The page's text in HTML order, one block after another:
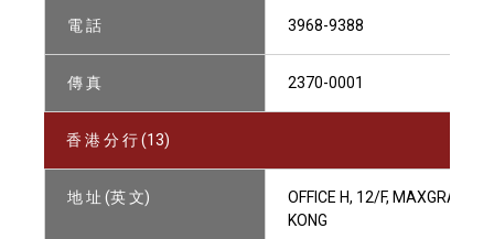
電 話 3968-9388
傳 真 2370-0001
香 港 分 行 (13)
地 址 (英 文)
OFFICE H, 12/F, MAXGRAND
KONG